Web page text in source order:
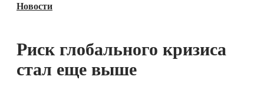
Блокчейн
Новости
Риск глобального кризиса
стал еще выше